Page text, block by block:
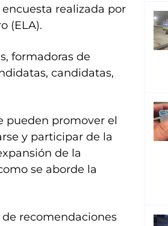
realizada por
(ELA).
formadoras de
candidatas,
pueden promover el
y participar de la
de la
se aborde la
recomendaciones